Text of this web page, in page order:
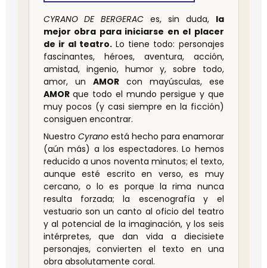
CYRANO DE BERGERAC es, sin duda, la
mejor obra para iniciarse en el placer
de ir al teatro.Lo tiene todo: personajes
fascinantes, héroes, aventura, acción,
amistad, ingenio, humor y, sobre todo,
amor, un AMORcon mayúsculas, ese
AMORque todo el mundo persigue y que
muy pocos (y casi siempre en la ficción)
consiguen encontrar.
Nuestro Cyranoestá hecho para enamorar
(aún más) a los espectadores. Lo hemos
reducido a unos noventa minutos; el texto,
aunque esté escrito en verso, es muy
cercano, o lo es porque la rima nunca
resulta forzada; la escenografía y el
vestuario son un canto al oficio del teatro
y al potencial de la imaginación, y los seis
intérpretes, que dan vida a diecisiete
personajes, convierten el texto en una
obra absolutamente coral.